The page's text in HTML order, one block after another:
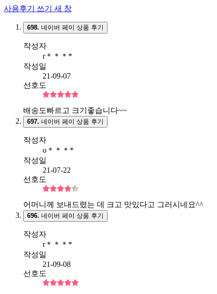
사용후기 쓰기 새 창
698. 네이버 페이 상품 후기
작성자
r＊＊＊*
작성일
21-09-07
선호도
배송도빠르고 크기좋습니다~~
697. 네이버 페이 상품 후기
작성자
o＊＊＊*
작성일
21-07-22
선호도
어머니께 보내드렸는 데 크고 맛있다고 그러시네요^^
696. 네이버 페이 상품 후기
작성자
r＊＊＊*
작성일
21-09-08
선호도